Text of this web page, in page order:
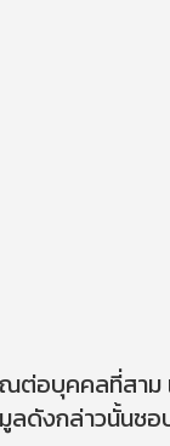
อบุคคลที่สาม
ลดังกล่าวนั้นช